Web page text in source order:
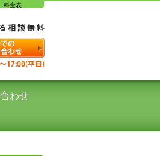
料金表
わせ